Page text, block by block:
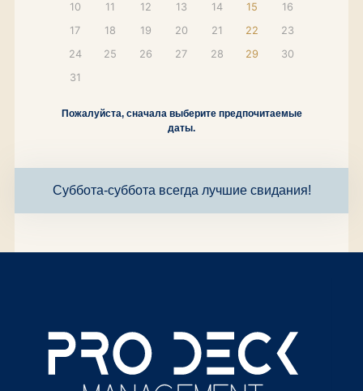
10
11 12 13 14 15
16
17
18 19 20 21 22
23
24
25 26 27 28 29
30
31
Пожалуйста, сначала выберите предпочитаемые
даты.
Суббота-суббота всегда лучшие свидания!